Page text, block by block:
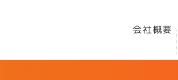
会社概要